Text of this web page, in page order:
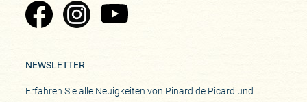
Zu Pinard's Facebook-Seite
Zu Pinard's Instagram-Seite
Zu Pinard's YouTube-Seite
NEWSLETTER
Erfahren Sie alle Neuigkeiten von Pinard de Picard und